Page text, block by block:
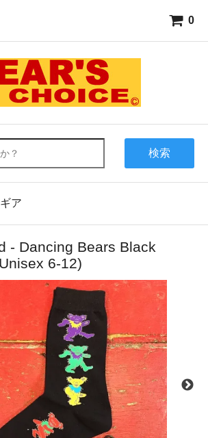
0
検索
ア
- Dancing Bears Black
6-12)